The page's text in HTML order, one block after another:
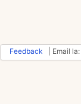
Feedback | Email la: